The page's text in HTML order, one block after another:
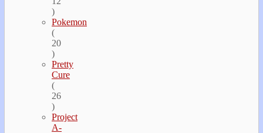
)
Pokemon
(
20
)
Pretty
Cure
(
26
)
Project
A-